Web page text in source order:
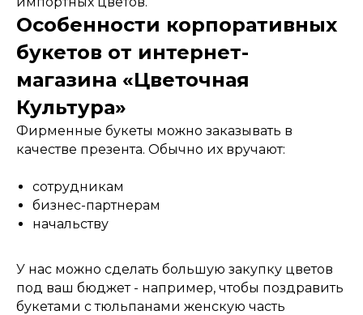
Особенности корпоративных
букетов от интернет-
магазина «Цветочная
Культура»
Фирменные букеты можно заказывать в
качестве презента. Обычно их вручают:
сотрудникам
бизнес-партнерам
начальству
У нас можно сделать большую закупку цветов
под ваш бюджет - например, чтобы поздравить
букетами с тюльпанами женскую часть